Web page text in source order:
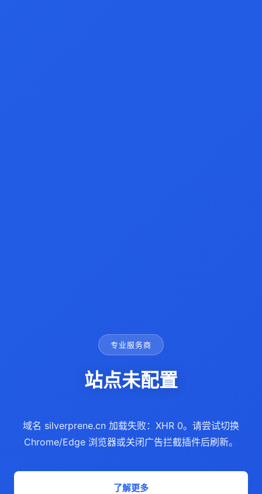
专业服务商
站点未配置
域名 silverprene.cn 加载失败：XHR 0。请尝试切换
Chrome/Edge 浏览器或关闭广告拦截插件后刷新。
了解更多